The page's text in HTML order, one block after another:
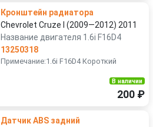
Кронштейн радиатора
Chevrolet Cruze I (2009—2012) 2011
Название двигателя 1.6i F16D4
13250318
Примечание:1.6i F16D4 Короткий
В наличии
200 ₽
Датчик ABS задний